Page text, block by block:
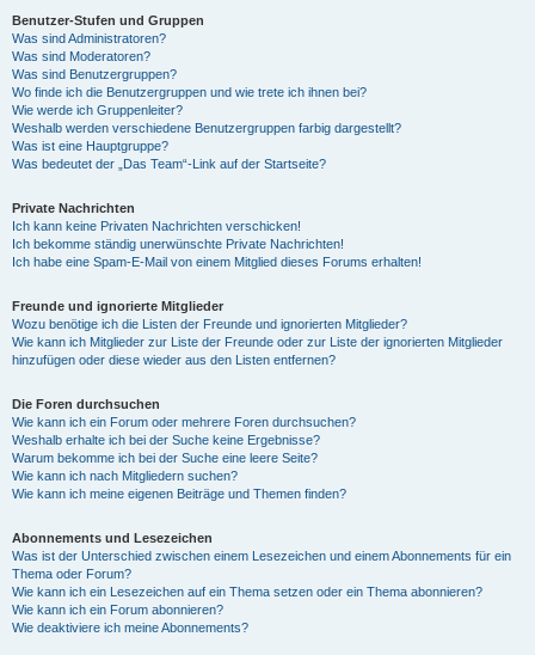
Benutzer-Stufen und Gruppen
Was sind Administratoren?
Was sind Moderatoren?
Was sind Benutzergruppen?
Wo finde ich die Benutzergruppen und wie trete ich ihnen bei?
Wie werde ich Gruppenleiter?
Weshalb werden verschiedene Benutzergruppen farbig dargestellt?
Was ist eine Hauptgruppe?
Was bedeutet der „Das Team“-Link auf der Startseite?
Private Nachrichten
Ich kann keine Privaten Nachrichten verschicken!
Ich bekomme ständig unerwünschte Private Nachrichten!
Ich habe eine Spam-E-Mail von einem Mitglied dieses Forums erhalten!
Freunde und ignorierte Mitglieder
Wozu benötige ich die Listen der Freunde und ignorierten Mitglieder?
Wie kann ich Mitglieder zur Liste der Freunde oder zur Liste der ignorierten Mitglieder
hinzufügen oder diese wieder aus den Listen entfernen?
Die Foren durchsuchen
Wie kann ich ein Forum oder mehrere Foren durchsuchen?
Weshalb erhalte ich bei der Suche keine Ergebnisse?
Warum bekomme ich bei der Suche eine leere Seite?
Wie kann ich nach Mitgliedern suchen?
Wie kann ich meine eigenen Beiträge und Themen finden?
Abonnements und Lesezeichen
Was ist der Unterschied zwischen einem Lesezeichen und einem Abonnements für ein
Thema oder Forum?
Wie kann ich ein Lesezeichen auf ein Thema setzen oder ein Thema abonnieren?
Wie kann ich ein Forum abonnieren?
Wie deaktiviere ich meine Abonnements?